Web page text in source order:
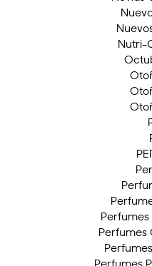
Nutri-
Perfumes
Perfumes